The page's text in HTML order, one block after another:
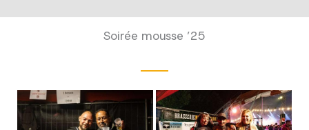
Soirée mousse ’25